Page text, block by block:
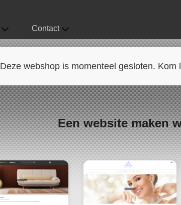
Contact
Deze webshop is momenteel gesloten. Kom
Een website maken